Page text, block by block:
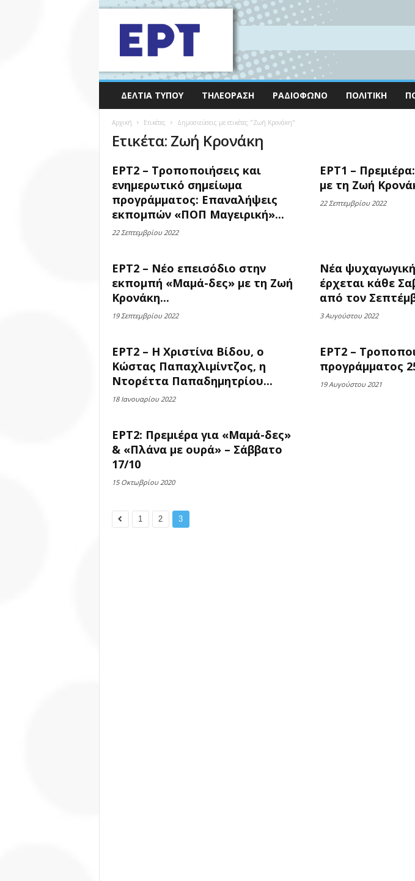
ΔΕΛΤΊΑ ΤΎΠΟΥ ΤΗΛΕΌΡΑΣΗ ΡΑΔΙΌΦΩΝΟ ΠΟΛΙΤΙΚΉ
Αρχική Ετικέτες Δημοσιεύσεις με ετικέτες "Ζωή Κρονάκη"
Ετικέτα: Ζωή Κρονάκη
ΕΡΤ2 – Τροποποιήσεις και
ενημερωτικό σημείωμα
προγράμματος: Επαναλήψεις
εκπομπών «ΠΟΠ Μαγειρική»...
22 Σεπτεμβρίου 2022
ΕΡΤ1 –
με τη Ζωή
22 Σεπτεμβρίου 2022
ΕΡΤ2 – Νέο επεισόδιο στην
εκπομπή «Μαμά-δες» με τη Ζωή
Κρονάκη...
19 Σεπτεμβρίου 2022
Νέα
έρχεται κάθε
από τον
3 Αυγούστου 2022
ΕΡΤ2 – Η Χριστίνα Βίδου, ο
Κώστας Παπαχλιμίντζος, η
Ντορέττα Παπαδημητρίου...
18 Ιανουαρίου 2022
ΕΡΤ2 –
προγράμματος
19 Αυγούστου 2021
ΕΡΤ2: Πρεμιέρα για «Μαμά-δες»
& «Πλάνα με ουρά» – Σάββατο
17/10
15 Οκτωβρίου 2020
1 2 3